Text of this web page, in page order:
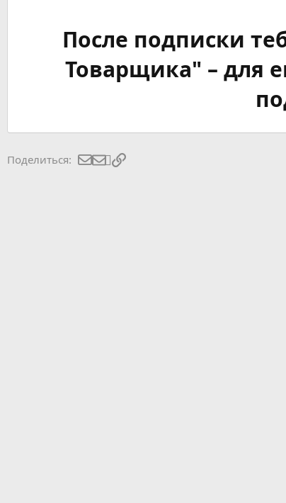
После подписки
Товарщика" – для
Поделиться: Электронная почта
Ссылка